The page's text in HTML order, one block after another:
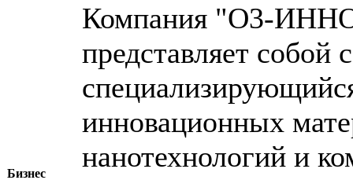
Бизнес
Компания "О3-
представляет
инновационных
нанотехнологий и